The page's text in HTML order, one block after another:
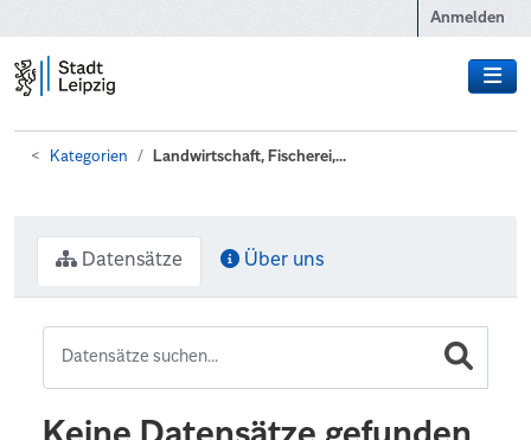
Anmelden
Kategorien Landwirtschaft, Fischerei,...
Datensätze Über uns